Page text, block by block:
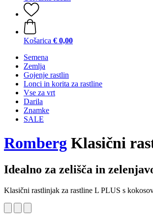
Košarica € 0,00
Semena
Zemlja
Gojenje rastlin
Lonci in korita za rastline
Vse za vrt
Darila
Znamke
SALE
Romberg Klasični
Idealno za zelišča in
Klasični rastlinjak za rastline L PLUS s